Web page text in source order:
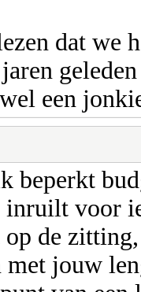
dat we
een
beperkt
inruilt voor
de
jouw